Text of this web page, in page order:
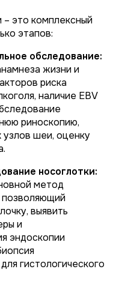
– это комплексный
этапов:
обследование:
жизни и
риска
наличие EBV
риноскопию,
шеи, оценку
носоглотки:
метод
позволяющий
выявить
и
эндоскопии
гистологического